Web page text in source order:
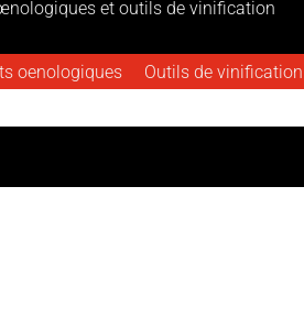
et outils de vinification
oenologiques Outils de vinification